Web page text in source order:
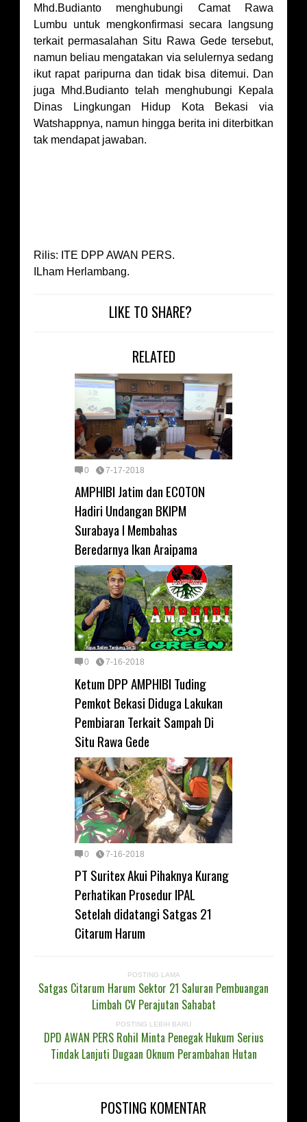
Mhd.Budianto menghubungi Camat Rawa
Lumbu untuk mengkonfirmasi secara langsung
terkait permasalahan Situ Rawa Gede tersebut,
namun beliau mengatakan via selulernya sedang
ikut rapat paripurna dan tidak bisa ditemui. Dan
juga Mhd.Budianto telah menghubungi Kepala
Dinas Lingkungan Hidup Kota Bekasi via
Watshappnya, namun hingga berita ini diterbitkan
tak mendapat jawaban.
Rilis: ITE DPP AWAN PERS.
ILham Herlambang.
LIKE TO SHARE?
RELATED
0 7-17-2018
AMPHIBI Jatim dan ECOTON
Hadiri Undangan BKIPM
Surabaya I Membahas
Beredarnya Ikan Araipama
0 7-16-2018
Ketum DPP AMPHIBI Tuding
Pemkot Bekasi Diduga Lakukan
Pembiaran Terkait Sampah Di
Situ Rawa Gede
0 7-16-2018
PT Suritex Akui Pihaknya Kurang
Perhatikan Prosedur IPAL
Setelah didatangi Satgas 21
Citarum Harum
POSTING LAMA
Satgas Citarum Harum Sektor 21 Saluran Pembuangan
Limbah CV Perajutan Sahabat
POSTING LEBIH BARU
DPD AWAN PERS Rohil Minta Penegak Hukum Serius
Tindak Lanjuti Dugaan Oknum Perambahan Hutan
POSTING KOMENTAR